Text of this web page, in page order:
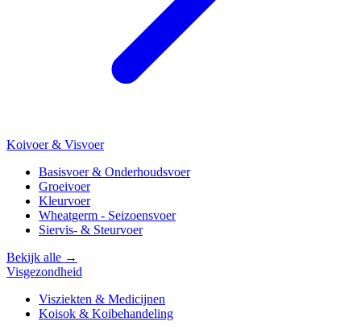
Koivoer & Visvoer
Basisvoer & Onderhoudsvoer
Groeivoer
Kleurvoer
Wheatgerm - Seizoensvoer
Siervis- & Steurvoer
Bekijk alle →
Visgezondheid
Visziekten & Medicijnen
Koisok & Koibehandeling